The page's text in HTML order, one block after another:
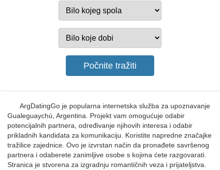
ArgDatingGo je popularna internetska služba za upoznavanje
Gualeguaychú, Argentina. Projekt vam omogućuje odabir
potencijalnih partnera, određivanje njihovih interesa i odabir
prikladnih kandidata za komunikaciju. Koristite napredne značajke
tražilice zajednice. Ovo je izvrstan način da pronađete savršenog
partnera i odaberete zanimljive osobe s kojima ćete razgovarati.
Stranica je stvorena za izgradnju romantičnih veza i prijateljstva.